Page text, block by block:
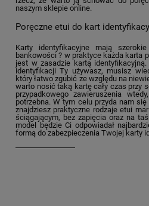
naszym sklepie online.
Poręczne etui do kart
Karty identyfikacyjne mają
bankowości ? w praktyce każda karta
jest w zasadzie kartą
identyfikacji Ty używasz, musisz
który łatwo zgubić ze względu na
warto nosić taką kartę cały czas przy
przypadkowego zawieruszenia
potrzebna. W tym celu przyda nam
znajdziesz praktyczne rodzaje etui
ściągającym, bez zapięcia oraz na
model będzie Ci odpowiadał
formą do zabezpieczenia Twojej karty